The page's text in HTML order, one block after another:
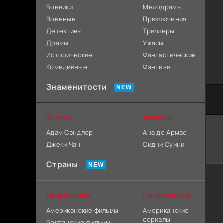
Боевики
Военные
Детективы
Драмы
Исторические
Комедийные
Мелодрамы
Приключения
Триллеры
Ужасы
Фантастические
Фэнтези
Знаменитости
Актеры
Адам Сэндлер
Джеки Чан
Актрисы
Ана де Армас
Сидни Суини
Страны
По фильмам
Американские фильмы
По сериалам
Американские
сериалы